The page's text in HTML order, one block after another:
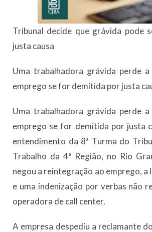
Tribunal decide que grávida pode
justa causa
Uma trabalhadora grávida perde
emprego se for demitida por justa
Uma trabalhadora grávida perde
emprego se for demitida por justa
entendimento da 8ª Turma do
Trabalho da 4ª Região, no Rio
negou a reintegração ao emprego, a
e uma indenização por verbas não
operadora de call center.
A empresa despediu a reclamante